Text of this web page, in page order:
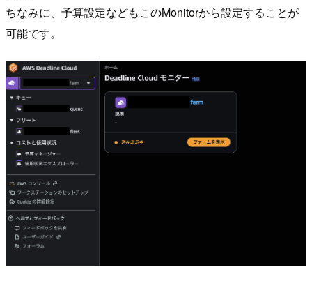
ちなみに、予算設定などもこのMonitorから設定することが
可能です。